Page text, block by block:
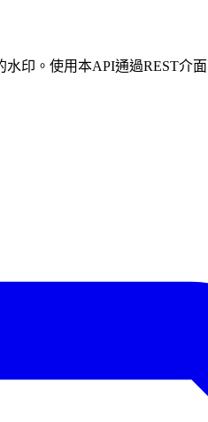
印。使用本API通過REST介